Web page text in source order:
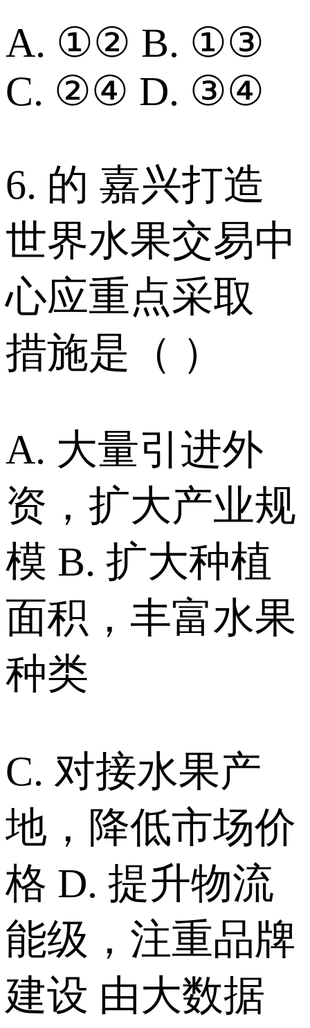
A. ①② B. ①③
C. ②④ D. ③④
6. 的 嘉兴打造
世界水果交易中
心应重点采取
措施是（ ）
A. 大量引进外
资，扩大产业规
模 B. 扩大种植
面积，丰富水果
种类
C. 对接水果产
地，降低市场价
格 D. 提升物流
能级，注重品牌
建设 由大数据